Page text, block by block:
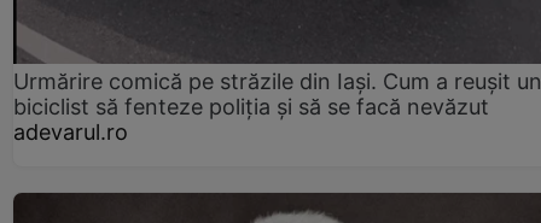
Urmărire comică pe străzile din Iași. Cum a reușit un
biciclist să fenteze poliția și să se facă nevăzut
adevarul.ro